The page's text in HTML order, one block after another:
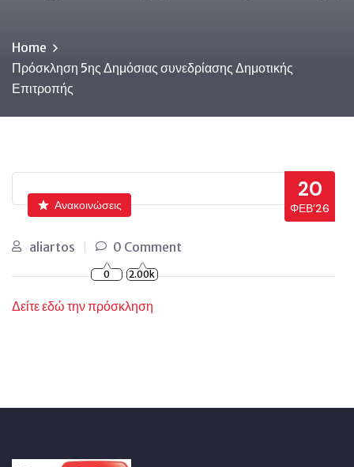
Home
Πρόσκληση 5ης Δημόσιας συνεδρίασης Δημοτικής
Επιτροπής
20
ΦΕΒ’26
Ανακοινώσεις
aliartos 0 Comment
Δείτε εδώ την πρόσκληση
0 2.00k